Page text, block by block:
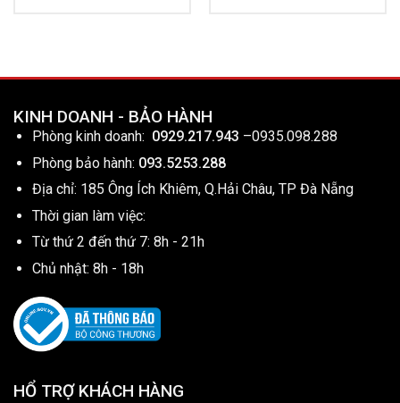
KINH DOANH - BẢO HÀNH
Phòng kinh doanh: 0929.217.943 –0935.098.288
Phòng bảo hành: 093.5253.288
Địa chỉ: 185 Ông Ích Khiêm, Q.Hải Châu, TP Đà Nẵng
Thời gian làm việc:
Từ thứ 2 đến thứ 7: 8h - 21h
Chủ nhật: 8h - 18h
HỔ TRỢ KHÁCH HÀNG